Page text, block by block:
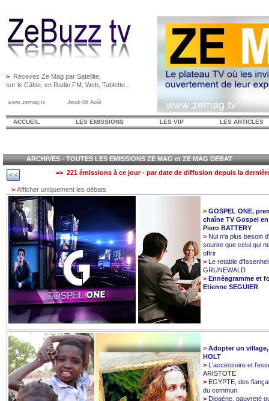
> Recevez Ze Mag par Satellite,
sur le Câble, en Radio FM, Web, Tablette...
www.zemag.tv Jeudi 06 Août
ACCUEIL LES EMISSIONS LES VIP LES ARTICLES
ARCHIVES - TOUTES LES EMISSIONS ZE MAG et ZE MAG DEBAT
=> 221 émissions à ce jour - par date de diffusion depuis la
> Afficher uniquement les débats
> GOSPEL ONE,
chaîne TV Gospel
Piero BATTERY
> Nul n'a plus besoin
sourire que celui qui
offrir
> Le retable
GRUNEWALD
> Ennéagramme et
Etienne SEGUIER
> Adopter un
HOLT
> L'accessoire et
ARISTOTE
> EGYPTE, des
du commun
> Diogène, pauvreté